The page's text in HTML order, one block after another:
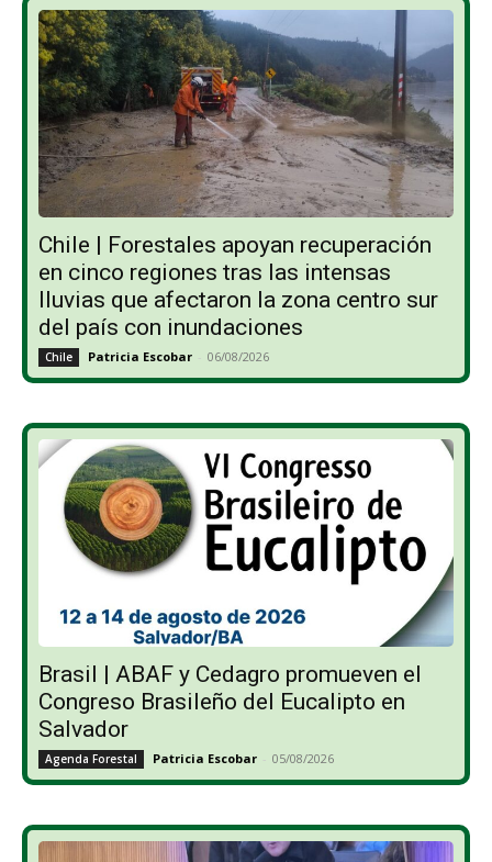
Chile | Forestales apoyan recuperación
en cinco regiones tras las intensas
lluvias que afectaron la zona centro sur
del país con inundaciones
Chile Patricia Escobar - 06/08/2026
Brasil | ABAF y Cedagro promueven el
Congreso Brasileño del Eucalipto en
Salvador
Agenda Forestal Patricia Escobar - 05/08/2026